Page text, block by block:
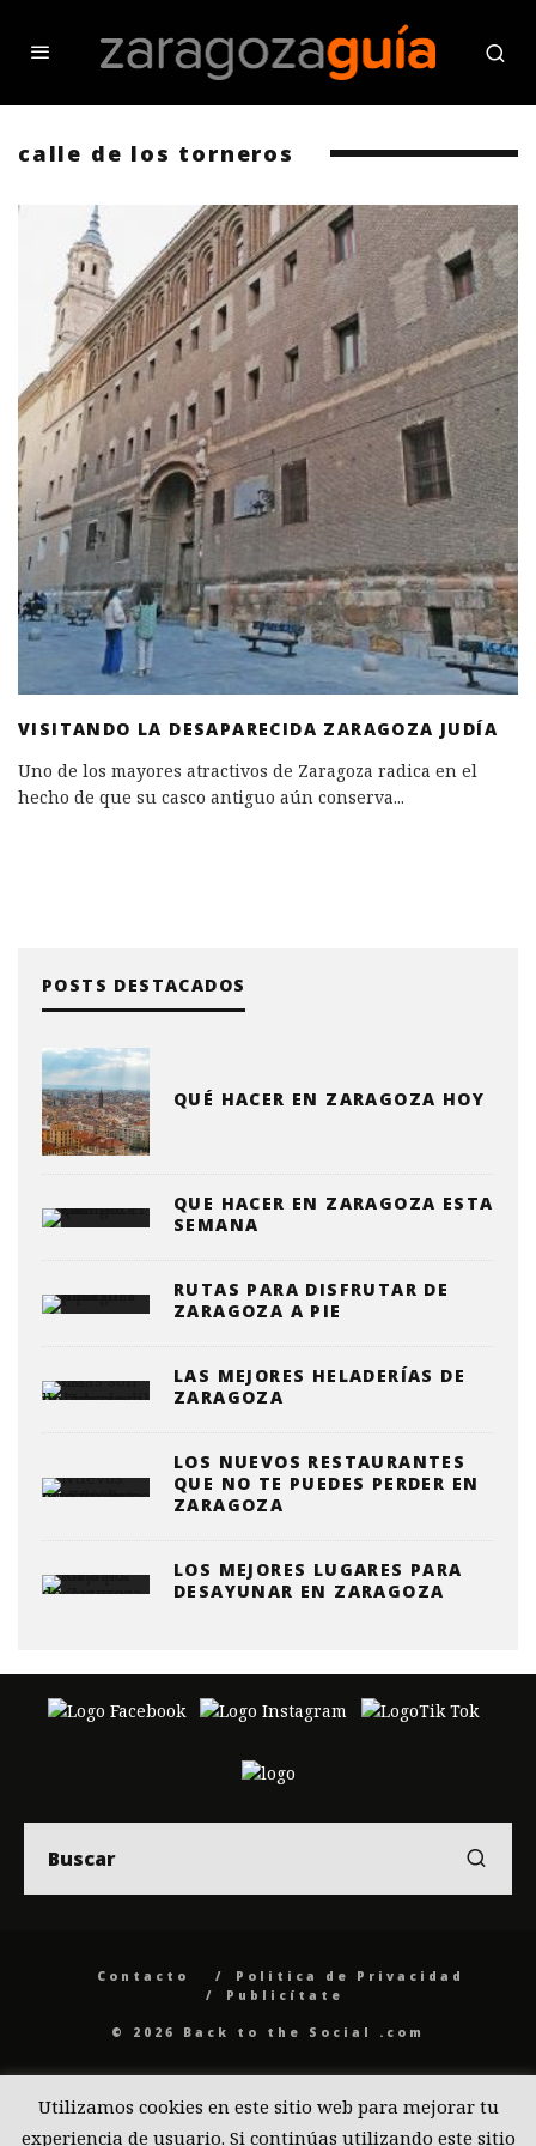
calle de los torneros
VISITANDO LA DESAPARECIDA ZARAGOZA JUDÍA
Uno de los mayores atractivos de Zaragoza radica en el
hecho de que su casco antiguo aún conserva...
POSTS DESTACADOS
QUÉ HACER EN ZARAGOZA HOY
QUE HACER EN ZARAGOZA ESTA
SEMANA
RUTAS PARA DISFRUTAR DE
ZARAGOZA A PIE
LAS MEJORES HELADERÍAS DE
ZARAGOZA
LOS NUEVOS RESTAURANTES
QUE NO TE PUEDES PERDER EN
ZARAGOZA
LOS MEJORES LUGARES PARA
DESAYUNAR EN ZARAGOZA
Contacto
Politica de Privacidad
Publicítate
© 2026 Back to the Social .com
Utilizamos cookies en este sitio web para mejorar tu
experiencia de usuario. Si continúas utilizando este sitio